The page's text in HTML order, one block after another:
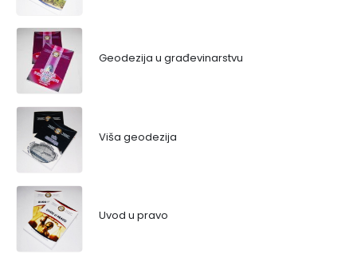
Geodezija u građevinarstvu
Viša geodezija
Uvod u pravo